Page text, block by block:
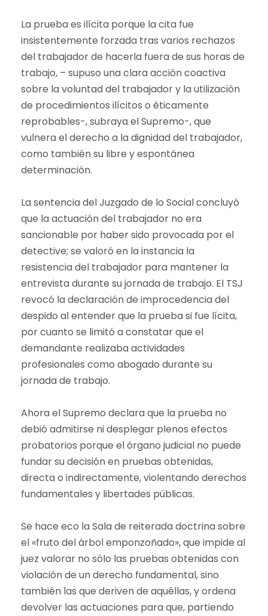
La prueba es ilícita porque la cita fue
insistentemente forzada tras varios rechazos
del trabajador de hacerla fuera de sus horas de
trabajo, – supuso una clara acción coactiva
sobre la voluntad del trabajador y la utilización
de procedimientos ilícitos o éticamente
reprobables-, subraya el Supremo-, que
vulnera el derecho a la dignidad del trabajador,
como también su libre y espontánea
determinación.
La sentencia del Juzgado de lo Social concluyó
que la actuación del trabajador no era
sancionable por haber sido provocada por el
detective; se valoró en la instancia la
resistencia del trabajador para mantener la
entrevista durante su jornada de trabajo. El TSJ
revocó la declaración de improcedencia del
despido al entender que la prueba si fue lícita,
por cuanto se limitó a constatar que el
demandante realizaba actividades
profesionales como abogado durante su
jornada de trabajo.
Ahora el Supremo declara que la prueba no
debió admitirse ni desplegar plenos efectos
probatorios porque el órgano judicial no puede
fundar su decisión en pruebas obtenidas,
directa o indirectamente, violentando derechos
fundamentales y libertades públicas.
Se hace eco la Sala de reiterada doctrina sobre
el «fruto del árbol emponzoñado», que impide al
juez valorar no sólo las pruebas obtenidas con
violación de un derecho fundamental, sino
también las que deriven de aquéllas, y ordena
devolver las actuaciones para que, partiendo